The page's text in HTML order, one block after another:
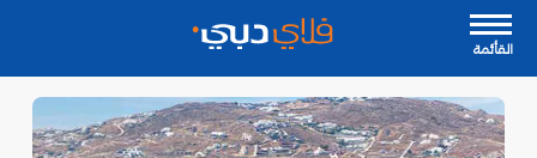
القأئمة